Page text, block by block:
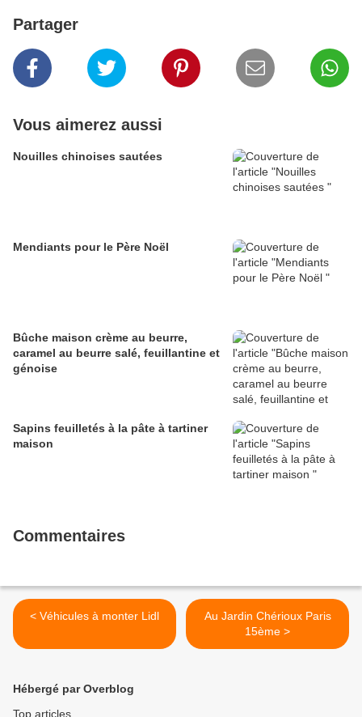
Partager
Vous aimerez aussi
Nouilles chinoises sautées
Mendiants pour le Père Noël
Bûche maison crème au beurre,
caramel au beurre salé, feuillantine et
génoise
Sapins feuilletés à la pâte à tartiner
maison
Commentaires
< Véhicules à monter Lidl
Au Jardin Chérioux Paris
15ème >
Hébergé par Overblog
Top articles